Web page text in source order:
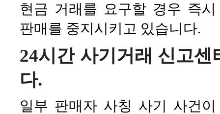
현금 거래를 요구할 경우 즉
판매를 중지시키고 있습니다.
24시간 사기거래 신고센
다.
일부 판매자 사칭 사기 사건